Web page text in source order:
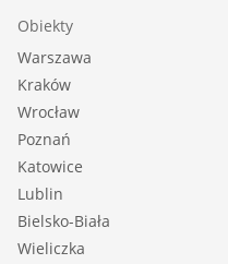
Obiekty
Warszawa
Kraków
Wrocław
Poznań
Katowice
Lublin
Bielsko-Biała
Wieliczka